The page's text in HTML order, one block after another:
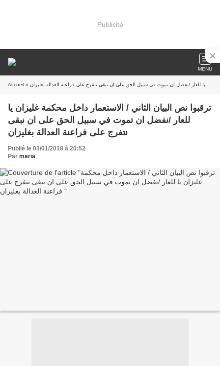
Publicité
MENU
Accueil » ترقبوا نص البيان الثاني / الاستعمار داخل محكمة غليزان يا للعار /نفضل ان تموت في سبيل الحق على ان نبقى نتفرج على فراعنة العدالة بغليزان
ترقبوا نص البيان الثاني / الاستعمار داخل محكمة غليزان يا
للعار /نفضل ان تموت في سبيل الحق على ان نبقى
نتفرج على فراعنة العدالة بغليزان
Publié le 03/01/2018 à 20:52
Par maria